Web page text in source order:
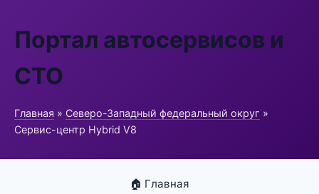
Портал автосервисов и
СТО
Главная » Северо-Западный федеральный округ »
Сервис-центр Hybrid V8
🏠 Главная